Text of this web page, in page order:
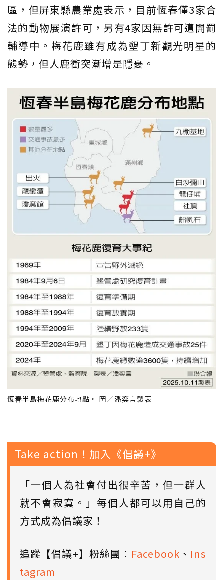
區，但屏東縣農業處表示，目前恆春僅3家合
法的動物展演許可，另有4家因無許可遭開罰
輔導中。梅花鹿雖有成為墾丁新觀光明星的
態勢，但人鹿衝突漸增是隱憂。
恆春半島梅花鹿分布地點。 圖／潘奕言製表
Take action！加入《倡議+》
「一個人為社會付出很辛苦，但一群人
就不會寂寞。」每個人都可以用自己的
方式成為倡議家！
追蹤【倡議+】粉絲團： Facebook 、 Ins
tagram